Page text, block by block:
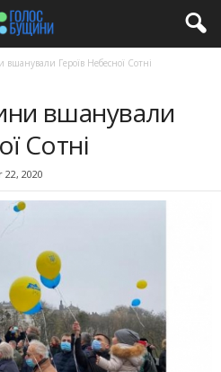
вшанували Героїв Небесної Сотні
вшанували
Сотні
2020